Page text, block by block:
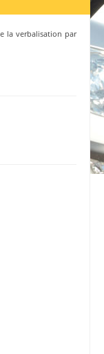
la verbalisation par